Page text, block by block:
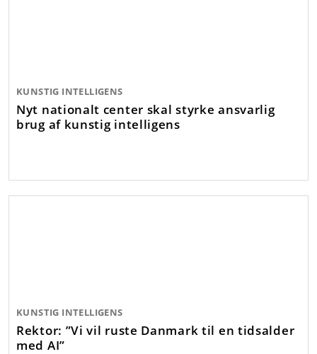
KUNSTIG INTELLIGENS
Nyt nationalt center skal styrke ansvarlig
brug af kunstig intelligens
KUNSTIG INTELLIGENS
Rektor: ”Vi vil ruste Danmark til en tidsalder
med AI”